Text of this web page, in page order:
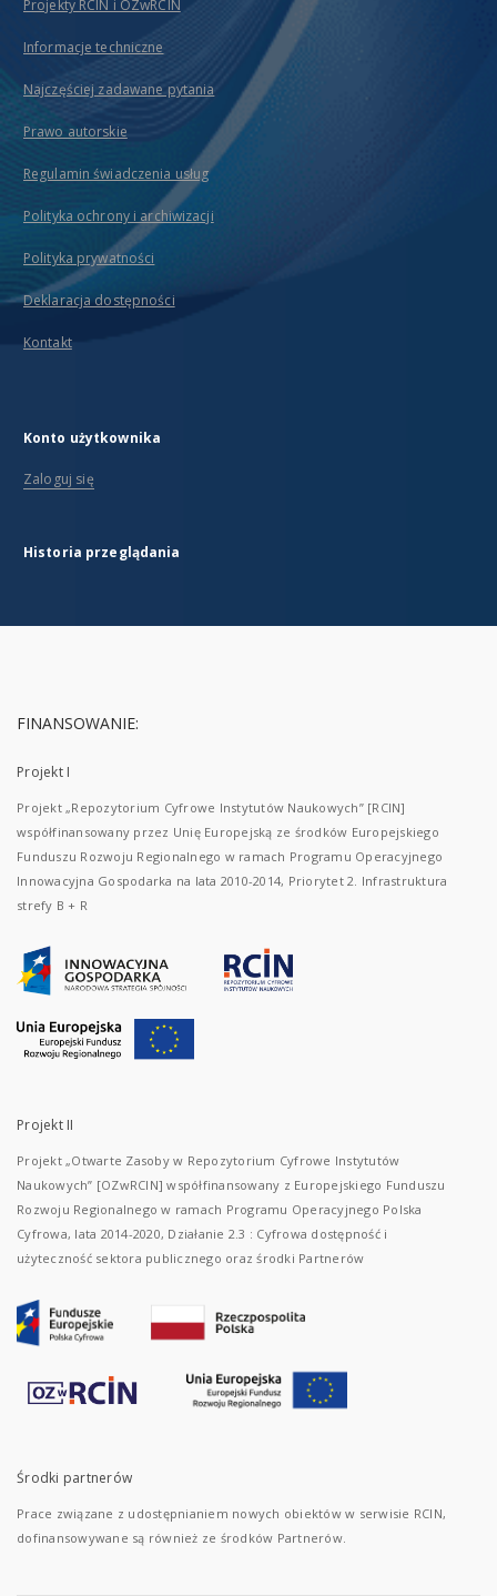
Projekty RCIN i OZwRCIN
Informacje techniczne
Najczęściej zadawane pytania
Prawo autorskie
Regulamin świadczenia usług
Polityka ochrony i archiwizacji
Polityka prywatności
Deklaracja dostępności
Kontakt
Konto użytkownika
Zaloguj się
Historia przeglądania
FINANSOWANIE:
Projekt I
Projekt „Repozytorium Cyfrowe Instytutów Naukowych” [RCIN]
współfinansowany przez Unię Europejską ze środków Europejskiego
Funduszu Rozwoju Regionalnego w ramach Programu Operacyjnego
Innowacyjna Gospodarka na lata 2010-2014, Priorytet 2. Infrastruktura
strefy B + R
Projekt II
Projekt „Otwarte Zasoby w Repozytorium Cyfrowe Instytutów
Naukowych” [OZwRCIN] współfinansowany z Europejskiego Funduszu
Rozwoju Regionalnego w ramach Programu Operacyjnego Polska
Cyfrowa, lata 2014-2020, Działanie 2.3 : Cyfrowa dostępność i
użyteczność sektora publicznego oraz środki Partnerów
Środki partnerów
Prace związane z udostępnianiem nowych obiektów w serwisie RCIN,
dofinansowywane są również ze środków Partnerów.